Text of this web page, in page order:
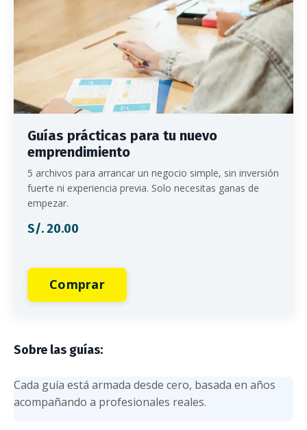
Guías prácticas para tu nuevo
emprendimiento
5 archivos para arrancar un negocio simple, sin inversión
fuerte ni experiencia previa. Solo necesitas ganas de
empezar.
S/. 20.00
Comprar
Sobre las guías:
Cada guía está armada desde cero, basada en años
acompañando a profesionales reales.